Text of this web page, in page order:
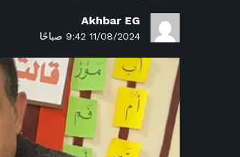
Akhbar EG
11/08/2024 9:42 صباحًا